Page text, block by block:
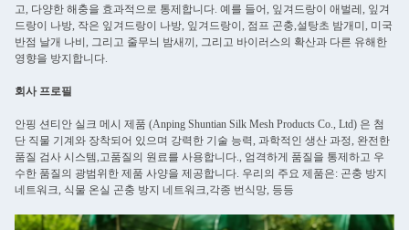
고, 다양한 해충을 효과적으로 통제합니다. 예를 들어, 잎겨드랑이 애벌레, 잎겨
드랑이 나방, 작은 잎겨드랑이 나방, 잎겨드랑이, 점프 곤충,설탕초 밤개미, 미국
반점 날개 나비, 그리고 줄무늬 밤새끼, 그리고 바이러스의 확산과 다른 유해한
영향을 방지합니다.
회사 프로필
안핑 션티안 실크 메시 제품 (Anping Shuntian Silk Mesh Products Co., Ltd) 은 첨
단 직물 기계와 장착되어 있으며 강력한 기술 능력, 과학적인 생산 과정, 완전한
품질 검사 시스템,고품질의 원료를 사용합니다., 엄격하게 품질을 통제하고 우
수한 품질의 광범위한 제품 사양을 제공합니다. 우리의 주요 제품은: 곤충 방지
네트워크, 식물 온실 곤충 방지 네트워크,각종 번식망, 등등